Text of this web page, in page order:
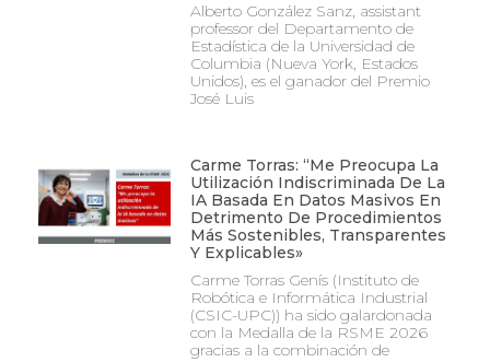
Alberto González Sanz, assistant
professor del Departamento de
Estadística de la Universidad de
Columbia (Nueva York, Estados
Unidos), es el ganador del Premio
José Luis
Carme Torras: “Me Preocupa La
Utilización Indiscriminada De La
IA Basada En Datos Masivos En
Detrimento De Procedimientos
Más Sostenibles, Transparentes
Y Explicables»
Carme Torras Genís (Instituto de
Robótica e Informática Industrial
(CSIC-UPC)) ha sido galardonada
con la Medalla de la RSME 2026
gracias a la combinación de